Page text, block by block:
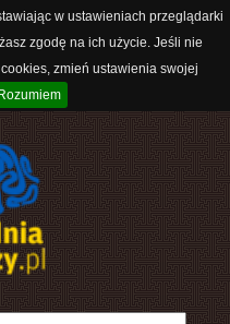
w ustawieniach przeglądarki
zgodę na ich użycie. Jeśli nie
zmień ustawienia swojej
Rozumiem